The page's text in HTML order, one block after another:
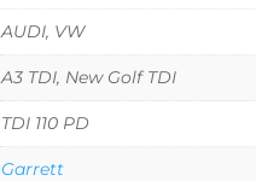
AUDI, VW
A3 TDI, New Golf TDI
TDI 110 PD
Garrett